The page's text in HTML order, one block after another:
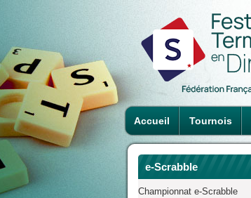
Accueil Tournois
e-Scrabble
Championnat e-Scrabble